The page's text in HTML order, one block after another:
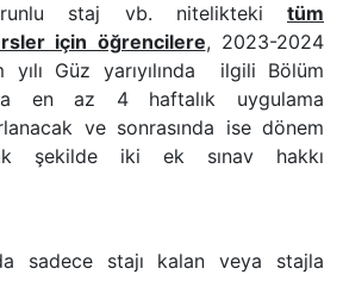
staj vb. nitelikteki tüm
için öğrencilere, 2023-2024
yılı Güz yarıyılında ilgili Bölüm
en az 4 haftalık uygulama
ve sonrasında ise dönem
şekilde iki ek sınav hakkı
sadece stajı kalan veya stajla